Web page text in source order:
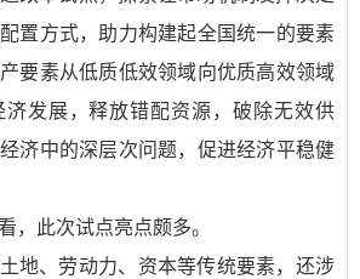
置方式，助力构建起全国统一的要素
要素从低质低效领域向优质高效领域
发展，释放错配资源，破除无效供
济中的深层次问题，促进经济平稳健
，此次试点亮点颇多。
地、劳动力、资本等传统要素，还涉